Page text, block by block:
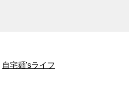
自宅麺'sライフ